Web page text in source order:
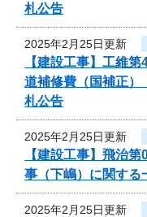
札公告
2025年2月25日更新
【建設工事】工維
道補修費（国補正）
札公告
2025年2月25日更新
【建設工事】飛治
事（下嶋）に関する
2025年2月25日更新